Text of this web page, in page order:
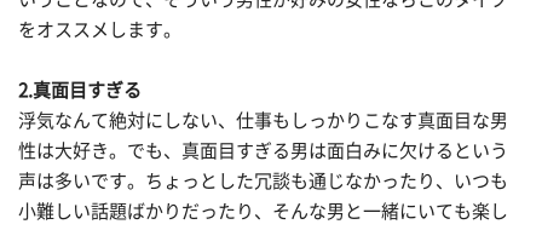
をオススメします。
2.真面目すぎる
浮気なんて絶対にしない、仕事もしっかりこなす真面目な男
性は大好き。でも、真面目すぎる男は面白みに欠けるという
声は多いです。ちょっとした冗談も通じなかったり、いつも
小難しい話題ばかりだったり、そんな男と一緒にいても楽し